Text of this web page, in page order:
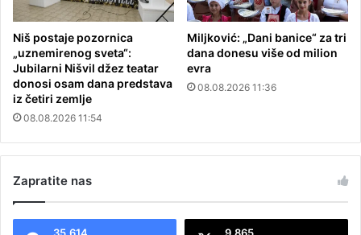
Niš postaje pozornica
„uznemirenog sveta“:
Jubilarni Nišvil džez teatar
donosi osam dana predstava
iz četiri zemlje
08.08.2026 11:54
Miljković: „Dani banice“ za tri
dana donesu više od milion
evra
08.08.2026 11:36
Zapratite nas